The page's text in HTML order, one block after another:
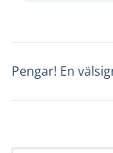
Pengar! En